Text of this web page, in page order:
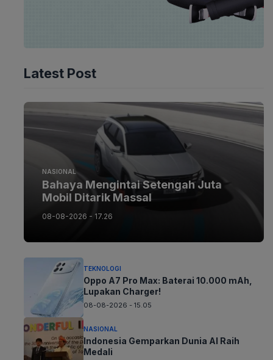
Latest Post
NASIONAL
Bahaya Mengintai Setengah Juta
Mobil Ditarik Massal
08-08-2026 - 17.26
TEKNOLOGI
Oppo A7 Pro Max: Baterai 10.000 mAh,
Lupakan Charger!
08-08-2026 - 15.05
NASIONAL
Indonesia Gemparkan Dunia AI Raih
Medali